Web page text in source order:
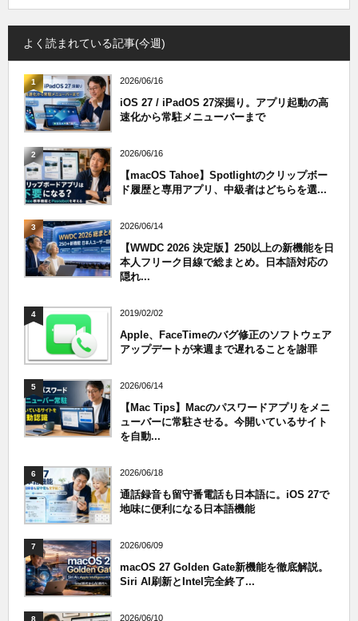
よく読まれている記事(今週)
1 2026/06/16
iOS 27 / iPadOS 27深掘り。アプリ起動の高
速化から常駐メニューバーまで
2 2026/06/16
【macOS Tahoe】Spotlightのクリップボー
ド履歴と専用アプリ、中級者はどちらを選...
3 2026/06/14
【WWDC 2026 決定版】250以上の新機能を日
本人フリーク目線で総まとめ。日本語対応の
隠れ...
4 2019/02/02
Apple、FaceTimeのバグ修正のソフトウェア
アップデートが来週まで遅れることを謝罪
5 2026/06/14
【Mac Tips】Macのパスワードアプリをメニ
ューバーに常駐させる。今開いているサイト
を自動...
6 2026/06/18
通話録音も留守番電話も日本語に。iOS 27で
地味に便利になる日本語機能
7 2026/06/09
macOS 27 Golden Gate新機能を徹底解説。
Siri AI刷新とIntel完全終了...
8 2026/06/10